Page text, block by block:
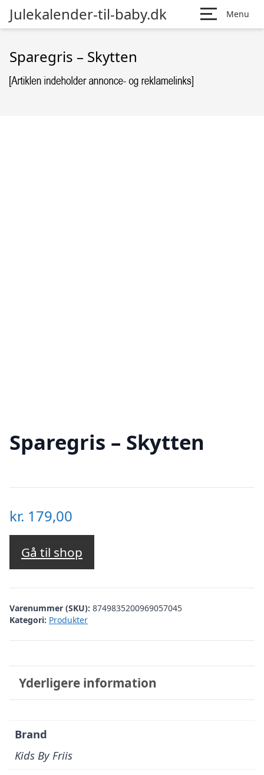
Julekalender-til-baby.dk Menu
Sparegris – Skytten
Sparegris – Skytten
kr. 179,00
Gå til shop
Varenummer (SKU): 8749835200969057045
Kategori: Produkter
Yderligere information
Brand
Kids By Friis